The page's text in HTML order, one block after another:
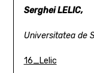
Serghei LELIC,
Universitatea de
16_Lelic